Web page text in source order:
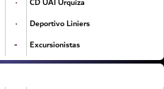
۰
Deportivo Liniers
- Excursionistas